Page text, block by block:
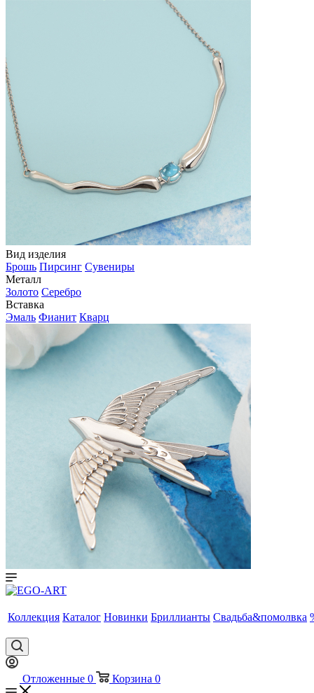
Вид изделия
Брошь Пирсинг Сувениры
Металл
Золото Серебро
Вставка
Эмаль Фианит Кварц
Коллекция Каталог Новинки Бриллианты Свадьба&помолвка
Отложенные 0 Корзина 0